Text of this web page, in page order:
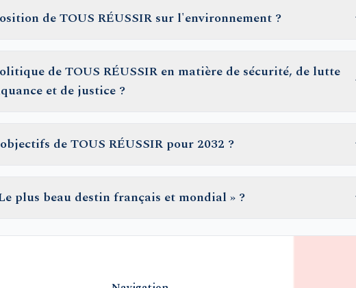
de TOUS RÉUSSIR sur l'environnement ?
de TOUS RÉUSSIR en matière de sécurité, de lutte
et de justice ?
de TOUS RÉUSSIR pour 2032 ?
plus beau destin français et mondial » ?